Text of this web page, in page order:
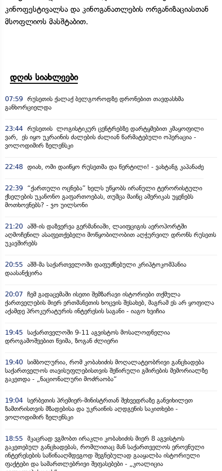
კინოფესტივალსა და კინოგანათლების ორგანიზაციასთან
მსოფლიოს მასშტაბით.
დღის სიახლეები
07:59 რუსეთის ქალაქ ბელგოროდზე დრონებით თავდასხმა
განხორციელდა
23:44 რუსეთის ლოგისტიკურ ცენტრებზე დარტყმებით კმაყოფილი
ვარ, ეს იყო უკრაინის ძალების ძალიან წარმატებული ოპერაცია -
ვოლოდიმირ ზელენსკი
22:48 დიახ, ომი დაიწყო რუსეთმა და წერტილი! - ვახტანგ კაპანაძე
22:39
“ქართული ოცნება” ხელს უწყობს ირანული ტერორისტული
ქსელების უკანონო გაფართოებას, თუმცა მაინც ამერიკას უყენებს
მოთხოვნებს? - ჯო უილსონი
21:20 აშშ-ის დაზვერვა გერმანიაში, ლაიფციგის აეროპორტში
აღმოჩენილ ასაფეთქებელი მოწყობილობით აღჭურვილ დრონს რუსეთს
უკავშირებს
20:55 აშშ-მა საქართველოში დაფუძნებული კრიპტოკომპანია
დაასანქცირა
20:07 ჩემ გადაცემაში ისეთი შემზარავი ისტორიები თქმულა
ქართველების მიერ ერთმანეთის ხოცვის შესახებ, მაგრამ ეს არ ყოფილა
აქამდე პროკურატურის ინტერესის საგანი - იაგო ხვიჩია
19:45 საქართველოში 9-11 აგვისტოს მოსალოდნელია
დროგამოშვებით წვიმა, ზოგან ძლიერი
19:40 სიმბოლურია, რომ კობახიძის მოღალატეობრივი განცხადება
საქართველოს თავისუფლებისთვის შეწირული გმირების მემორიალზე
გაკეთდა - „ნაციონალური მოძრაობა“
19:04 სერბეთის პრემიერ-მინისტრთან შეხვედრაზე განვიხილეთ
ზამთრისთვის მზადებისა და უკრაინის აღდგენის საკითხები -
ვოლოდიმირ ზელენსკი
18:55 მკაცრად ვგმობთ ირაკლი კობახიძის მიერ 8 აგვისტოს
გაკეთებულ განცხადებას, რომლითაც მან საქართველოს ეროვნული
ინტერესების საწინააღმდეგოდ შეგნებულად გააყალბა ისტორიული
ფაქტები და სამართლებრივი შეფასებები - „კოალიცია